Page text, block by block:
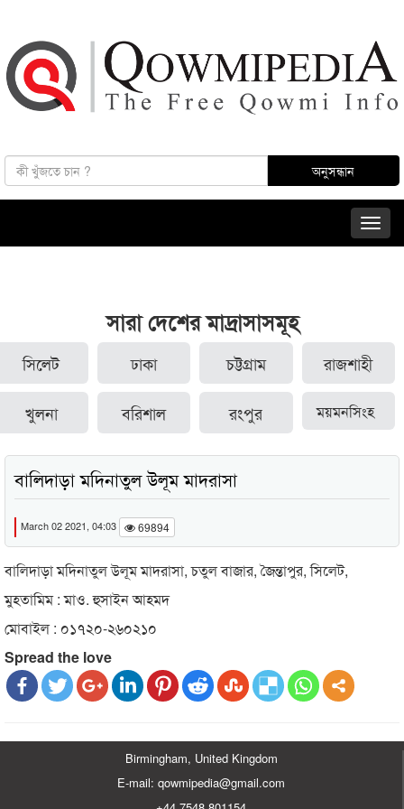
সারা দেশের মাদ্রাসাসমূহ
সিলেট ঢাকা চট্টগ্রাম রাজশাহী
খুলনা বরিশাল রংপুর ময়মনসিংহ
বালিদাড়া মদিনাতুল উলূম মাদরাসা
March 02 2021, 04:03 69894
বালিদাড়া মদিনাতুল উলূম মাদরাসা, চতুল বাজার, জৈন্তাপুর, সিলেট,
মুহতামিম : মাও. হুসাইন আহমদ
মোবাইল : ০১৭২০-২৬০২১০
Spread the love
Birmingham, United Kingdom
E-mail: qowmipedia@gmail.com